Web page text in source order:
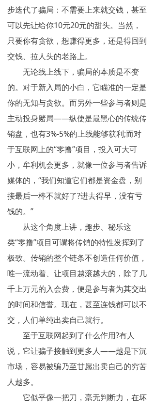
步迭代了骗局：不需要上来就交钱，甚至
可以先让给你10元20元的甜头。当然，
只要你有贪欲，想赚得更多，还是得回到
交钱、拉人头的老路上。
无论线上线下，骗局的本质是不变
的。对于新入局的小白，它瞄准的一定是
你的无知与贪欲。而另外一些参与者则是
主动投身赌局——纵使是最黑心的传统传
销盘，也有3%-5%的上线能够获利;而对
于互联网上的“零撸”项目，投入可大可
小，牟利机会更多，就像一位参与者告诉
媒体的，“我们知道它们都是资金盘，别
接最后一棒不就好了?进去得早，没有亏
钱的。”
从这个角度上讲，趣步、秘乐这
类“零撸”项目可谓将传销的特性发挥到了
极致。传销的整个链条不创造任何价值，
唯一流动着、让项目越滚越大的，除了几
千上万元的入会费，便是参与者为其交出
的时间和信誉。现在，甚至连钱都可以不
交，人们单纯出卖自己就行。
至于互联网起到了什么作用?有人
说，它让骗子接触到更多人——越是下沉
市场，容易被骗乃至甘愿出卖自己的穷苦
人越多。
它似乎像一把刀，毫无判断力，在坏